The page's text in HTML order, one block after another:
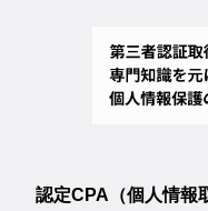
認定CPA（個人情報